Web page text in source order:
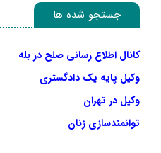
جستجو شده ها
کانال اطلاع رسانی صلح در بله
وکیل پایه یک دادگستری
وکیل در تهران
توانمندسازی زنان